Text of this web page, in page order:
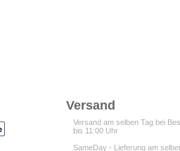
Versand
Versand am selben Tag bei
bis 11:00 Uhr
SameDay - Lieferung am